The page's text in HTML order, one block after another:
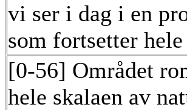
vi ser i dag i en
som fortsetter
[0-56] Området
hele skalaen av